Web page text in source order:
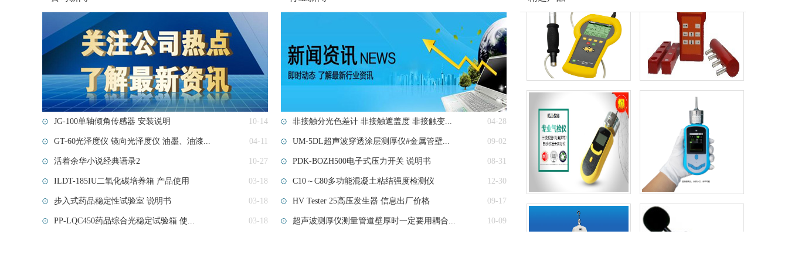
JG-100单轴倾角传感器 安装说明 10-14
GT-60光泽度仪 镜向光泽度仪 油墨、油漆... 04-11
活着余华小说经典语录2 10-27
ILDT-185IU二氧化碳培养箱 产品使用 03-18
步入式药品稳定性试验室​ 说明书 03-18
PP-LQC450药品综合光稳定试验箱 使... 03-18
非接触分光色差计 非接触遮盖度 非接触变... 04-28
UM-5DL超声波穿透涂层测厚仪#金属管壁... 09-02
PDK-BOZH500电子式压力开关 说明书 08-31
C10～C80多功能混凝土粘结强度检测仪 12-30
HV Tester 25高压发生器 信息出厂价格 09-17
超声波测厚仪测量管道壁厚时一定要用耦合... 10-09